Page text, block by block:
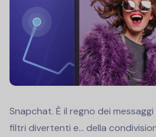
Snapchat. È il regno dei
filtri divertenti e... della